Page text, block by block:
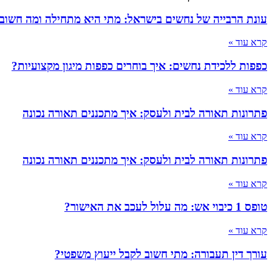
עונת הרבייה של נחשים בישראל: מתי היא מתחילה ומה
קרא עוד »
כפפות ללכידת נחשים: איך בוחרים כפפות מיגון מקצועיות?
קרא עוד »
פתרונות תאורה לבית ולעסק: איך מתכננים תאורה נכונה
קרא עוד »
פתרונות תאורה לבית ולעסק: איך מתכננים תאורה נכונה
קרא עוד »
טופס 1 כיבוי אש: מה עלול לעכב את האישור?
קרא עוד »
עורך דין תעבורה: מתי חשוב לקבל ייעוץ משפטי?